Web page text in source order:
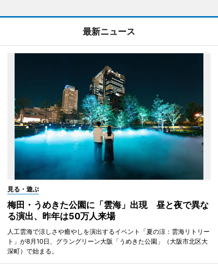
最新ニュース
見る・遊ぶ
梅田・うめきた公園に「雲海」出現 昼と夜で異な
る演出、昨年は50万人来場
人工雲海で涼しさや癒やしを演出するイベント「夏の涼：雲海リトリー
ト」が8月10日、グラングリーン大阪「うめきた公園」（大阪市北区大
深町）で始まる。